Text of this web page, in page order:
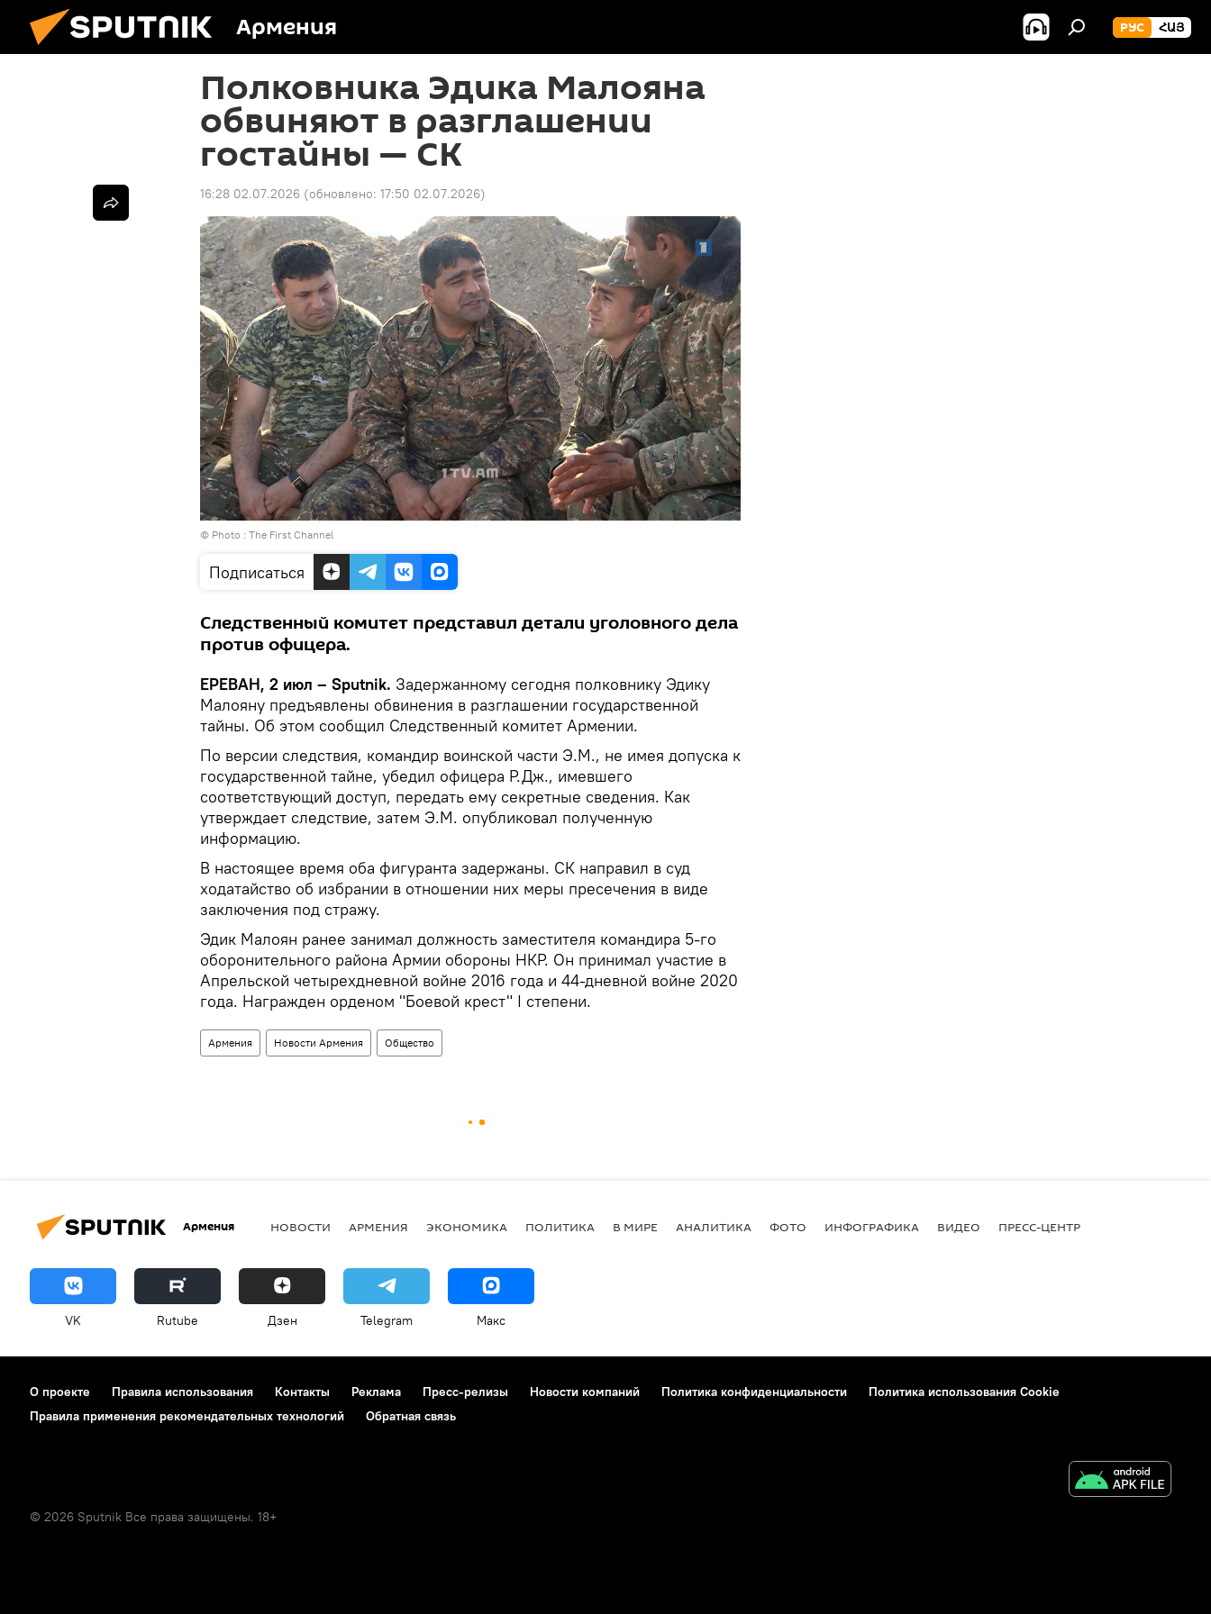
Армения РУС ՀԱՅ
Полковника Эдика Малояна
обвиняют в разглашении
гостайны — СК
16:28 02.07.2026 (обновлено: 17:50 02.07.2026)
© Photo : The First Channel
Подписаться
Следственный комитет представил детали уголовного дела
против офицера.
ЕРЕВАН, 2 июл – Sputnik. Задержанному сегодня полковнику Эдику
Малояну предъявлены обвинения в разглашении государственной
тайны. Об этом сообщил Следственный комитет Армении.
По версии следствия, командир воинской части Э.М., не имея допуска к
государственной тайне, убедил офицера Р.Дж., имевшего
соответствующий доступ, передать ему секретные сведения. Как
утверждает следствие, затем Э.М. опубликовал полученную
информацию.
В настоящее время оба фигуранта задержаны. СК направил в суд
ходатайство об избрании в отношении них меры пресечения в виде
заключения под стражу.
Эдик Малоян ранее занимал должность заместителя командира 5-го
оборонительного района Армии обороны НКР. Он принимал участие в
Апрельской четырехдневной войне 2016 года и 44-дневной войне 2020
года. Награжден орденом "Боевой крест" I степени.
Армения Новости Армения Общество
Армения НОВОСТИ АРМЕНИЯ ЭКОНОМИКА ПОЛИТИКА В МИРЕ АНАЛИТИКА ФОТО ИНФОГРАФИКА ВИДЕО ПРЕСС-ЦЕНТР
VK Rutube Дзен Telegram Макс
О проекте Правила использования Контакты Реклама Пресс-релизы Новости компаний Политика конфиденциальности
Политика использования Cookie
Правила применения рекомендательных технологий
Обратная связь
© 2026 Sputnik Все права защищены. 18+